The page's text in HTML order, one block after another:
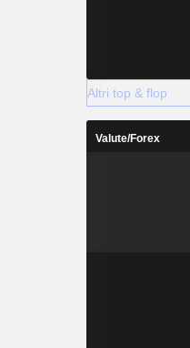
Altri top & flop
Valute/Forex